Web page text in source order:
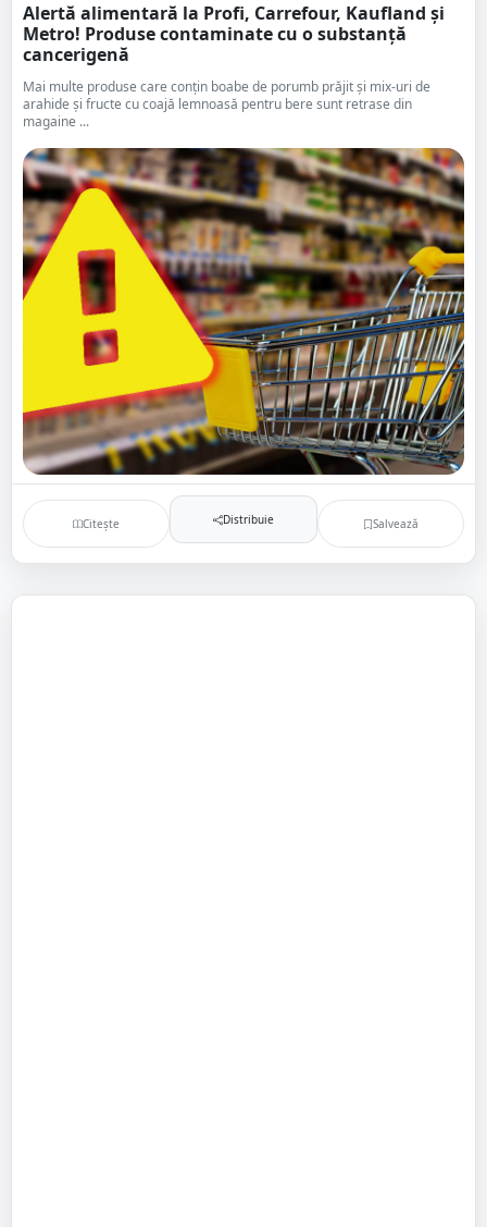
Alertă alimentară la Profi, Carrefour, Kaufland și
Metro! Produse contaminate cu o substanță
cancerigenă
Mai multe produse care conțin boabe de porumb prăjit și mix-uri de
arahide și fructe cu coajă lemnoasă pentru bere sunt retrase din
magaine ...
Citește Distribuie Salvează